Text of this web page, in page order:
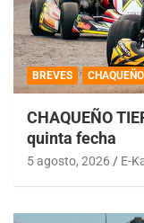
BREVES
CHAQUEÑO
quinta fecha
5 agosto, 2026 E-